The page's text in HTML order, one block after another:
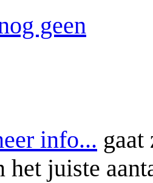
geen
info...
het juiste